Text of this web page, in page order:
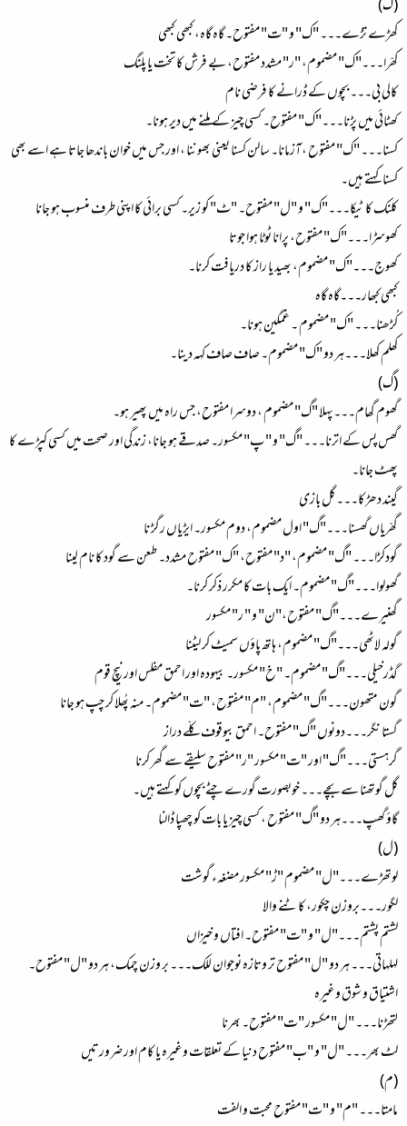
(ک)
کھڑے تڑے۔۔۔ "ک" و "ت" مفتوح۔ گاہ گاہ، کبھی کبھی
کھرّا۔۔۔"ک" مضموم، "ر" مشدد مفتوح، بے فرش کا تخت یا پلنگ
کالی بی۔۔۔ بچوں کے ڈرانے کا فرضی نام
کھٹائی میں پڑنا۔۔۔"ک" مفتوح۔ کسی چیز کے ملنے میں دیر ہونا۔
کسنا۔۔۔ "ک" مفتوح ،آزمانا۔ سالن کسنا یعنی بھوننا ، اور جس میں خوان باندھا جاتا ہے اسے بھی
کسنا کہتے ہیں۔
کلنک کا ٹیکا۔۔۔"ک" و "ل" مفتوح۔ "ٹ" کو زیر۔ کسی برائی کا اپنی طرف منسوب ہو جانا
کھوسڑا۔۔۔"ک" مفتوح، پرانا ٹوٹا ہوا جوتا
کھوج۔۔۔"ک" مضموم، بھید یا راز کا دریافت کرنا۔
کبھی کبھار۔۔۔گاہ گاہ
کُڑھنا۔۔۔ "ک" مضموم ۔ غمگین ہونا۔
کھلم کھلا۔۔۔ہر دو "ک" مضموم۔ صاف صاف کہہ دینا۔
(گ)
گھوم گھام۔۔۔پہلا "گ" مضموم ، دوسرا مفتوح، جس راہ میں پھیر ہو۔
گھس پس کے اترنا۔۔۔ "گ" و " پ" مکسور۔ صدقے ہو جانا، زندگی اور صحت میں کسی کپڑے کا
پھٹ جانا۔
گیند دھڑکا۔۔۔ گل بازی
گھرّیاں گھسنا۔۔۔"گ" اول مضموم، دوم مکسور۔ ایڑیاں رگڑ نا
گودکڑا۔۔۔ "گ" مضموم، "د" مفتوح، "ک" مفتوح مشدد۔ طعن سے گود کا نام لینا
گھولوا۔۔۔"گ" مضموم۔ ایک بات کا مکرر ذکر کرنا۔
گھنیرے۔۔۔"گ" مفتوح،"ن" و " ر" مکسور
گولہ لاٹھی۔۔۔"گ" مضموم، ہاتھ پاؤں سمیٹ کر لیٹنا
گڈرخیلی۔۔۔"گ" مضموم۔ "خ" مکسور۔ بیہودہ اور احمق مفلس اور نیچ قوم
گون متھون۔۔۔"گ" مضموم، "م" مفتوح، "ت" مضموم۔ منہ پُھلا کر چپ ہو جانا
گستا نگر۔۔۔دونوں "گ" مفتوح۔ احمق بیوقوف کلّے دراز
گرہستی۔۔۔"گ" اور "ت" مکسور "ر" مفتوح سلیقے سے گھر کرنا
گل گوتھنا سے بچے۔۔۔ خوبصورت گورے چٹے بچوں کو کہتے ہیں۔
گاؤ گھپ۔۔۔ہر دو "گ" مفتوح ، کسی چیز یا بات کو چھپا ڈالنا
(ل)
لوتھڑے۔۔۔"ل" مضموم "ڑ" مکسور مضغہء گوشت
لگور۔۔۔بروزن چکور، کاٹنے والا
لشتم پشتم۔۔۔"ل" و "ت" مفتوح۔ افتاں و خیزاں
لہلہاتی۔۔۔ ہر دو "ل" مفتوح تر وتازہ نوجوان للک۔۔۔ بر وزن چمک، ہر دو "ل" مفتوح۔
اشتیاق و شوق وغیرہ
لتھڑنا۔۔۔ "ل" مکسور "ت" مفتوح۔ بھرنا
لٹ بھر۔۔۔ "ل" و "ب" مفتوح دنیا کے تعلقات وغیرہ یا کام اور ضرورتیں
(م)
مامتا۔۔۔ "م" و "ت" مفتوح محبت و الفت